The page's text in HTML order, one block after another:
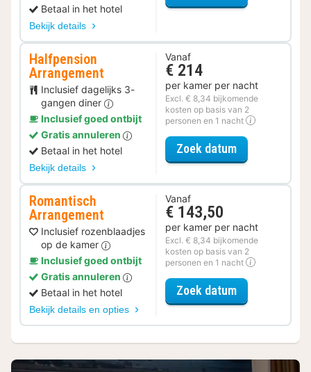
Betaal in het hotel
Bekijk details
Halfpension
Arrangement
Inclusief dagelijks 3-
gangen diner
Inclusief goed ontbijt
Gratis annuleren
Betaal in het hotel
Bekijk details
Vanaf
€ 214
per kamer per nacht
Excl. € 8,34 bijkomende
kosten op basis van 2
personen en 1 nacht
Zoek datumvoor
Romantisch
Arrangement
Inclusief rozenblaadjes
op de kamer
Inclusief goed ontbijt
Gratis annuleren
Betaal in het hotel
Bekijk details en opties
Vanaf
€ 143,50
per kamer per nacht
Excl. € 8,34 bijkomende
kosten op basis van 2
personen en 1 nacht
Zoek datumvoor